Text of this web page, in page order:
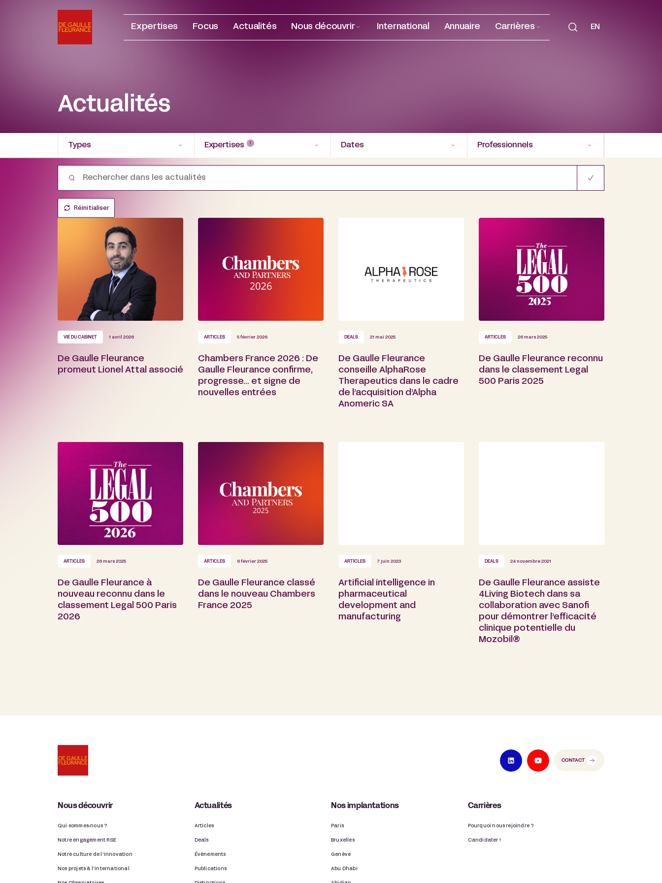
Expertises Focus Actualités Nous découvrir International Annuaire Carrières EN
Actualités
Types Expertises 1 Dates Professionnels
Réinitialiser
VIE DU CABINET 1 avril 2026
De Gaulle Fleurance
promeut Lionel Attal associé
ARTICLES 5 février 2026
Chambers France 2026 : De
Gaulle Fleurance confirme,
progresse… et signe de
nouvelles entrées
DEALS 21 mai 2025
De Gaulle Fleurance
conseille AlphaRose
Therapeutics dans le cadre
de l’acquisition d’Alpha
Anomeric SA
ARTICLES 26 mars 2025
De Gaulle Fleurance reconnu
dans le classement Legal
500 Paris 2025
ARTICLES 26 mars 2025
De Gaulle Fleurance à
nouveau reconnu dans le
classement Legal 500 Paris
2026
ARTICLES 6 février 2025
De Gaulle Fleurance classé
dans le nouveau Chambers
France 2025
ARTICLES 7 juin 2023
Artificial intelligence in
pharmaceutical
development and
manufacturing
DEALS 24 novembre 2021
De Gaulle Fleurance assiste
4Living Biotech dans sa
collaboration avec Sanofi
pour démontrer l’efficacité
clinique potentielle du
Mozobil®
CONTACT
Nous découvrir
Qui sommes-nous ?
Notre engagement RSE
Notre culture de l’innovation
Nos projets à l’international
Actualités
Articles
Deals
Évènements
Publications
Nos implantations
Paris
Bruxelles
Genève
Abu Dhabi
Carrières
Pourquoi nous rejoindre ?
Candidater !